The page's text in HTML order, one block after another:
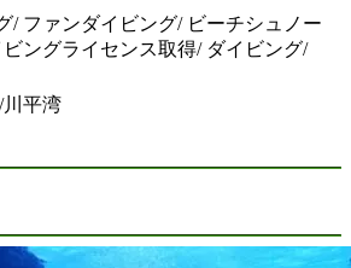
/ ファンダイビング/ ビーチシュノー
ングライセンス取得/ ダイビング/
平湾